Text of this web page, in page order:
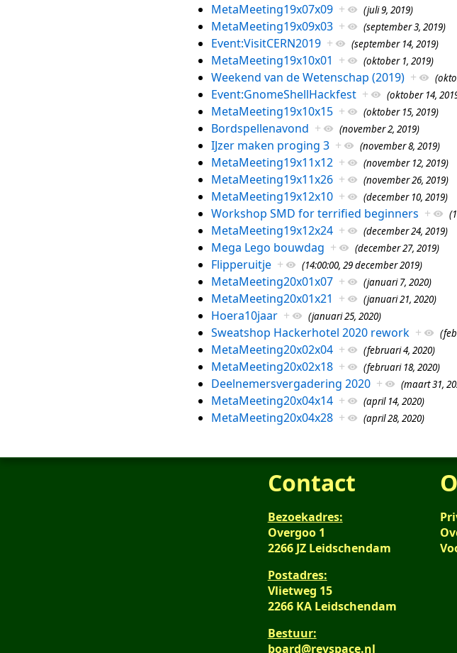
MetaMeeting19x07x09 + (juli 9, 2019)
MetaMeeting19x09x03 + (september 3, 2019)
Event:VisitCERN2019 + (september 14, 2019)
MetaMeeting19x10x01 + (oktober 1, 2019)
Weekend van de Wetenschap (2019) +
Event:GnomeShellHackfest + (oktober 14,
MetaMeeting19x10x15 + (oktober 15, 2019)
Bordspellenavond + (november 2, 2019)
IJzer maken proging 3 + (november 8, 2019)
MetaMeeting19x11x12 + (november 12, 2019)
MetaMeeting19x11x26 + (november 26, 2019)
MetaMeeting19x12x10 + (december 10, 2019)
Workshop SMD for terrified beginners +
MetaMeeting19x12x24 + (december 24, 2019)
Mega Lego bouwdag + (december 27, 2019)
Flipperuitje + (14:00:00, 29 december 2019)
MetaMeeting20x01x07 + (januari 7, 2020)
MetaMeeting20x01x21 + (januari 21, 2020)
Hoera10jaar + (januari 25, 2020)
Sweatshop Hackerhotel 2020 rework +
MetaMeeting20x02x04 + (februari 4, 2020)
MetaMeeting20x02x18 + (februari 18, 2020)
Deelnemersvergadering 2020 + (maart 31,
MetaMeeting20x04x14 + (april 14, 2020)
MetaMeeting20x04x28 + (april 28, 2020)
Contact
Bezoekadres:
Overgoo 1
2266 JZ Leidschendam
Postadres:
Vlietweg 15
2266 KA Leidschendam
Bestuur:
board@revspace.nl